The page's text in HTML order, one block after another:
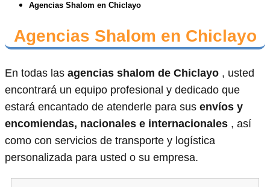
Agencias Shalom en Chiclayo
Agencias Shalom en Chiclayo
En todas las agencias shalom de Chiclayo , usted
encontrará un equipo profesional y dedicado que
estará encantado de atenderle para sus envíos y
encomiendas, nacionales e internacionales , así
como con servicios de transporte y logística
personalizada para usted o su empresa.